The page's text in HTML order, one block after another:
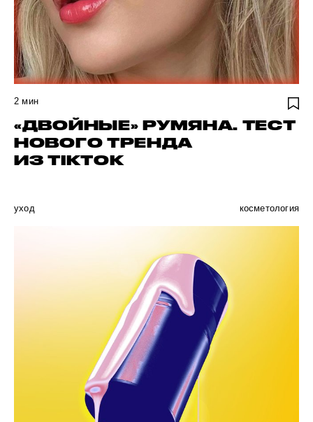
2 мин
«ДВОЙНЫЕ» РУМЯНА. ТЕСТ
НОВОГО ТРЕНДА
ИЗ TIKTOK
уход косметология